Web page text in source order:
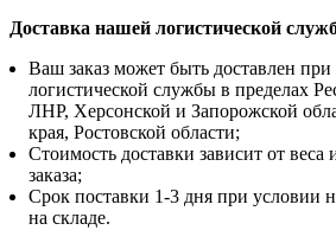
Доставка нашей логистической
Ваш заказ может быть доставлен
логистической службы в пределах
ЛНР, Херсонской и Запорожской
края, Ростовской области;
Стоимость доставки зависит от веса
заказа;
Срок поставки 1-3 дня при условии
на складе.